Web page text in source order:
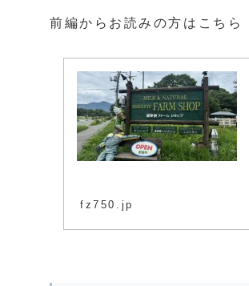
前編からお読みの方はこちら
fz750.jp